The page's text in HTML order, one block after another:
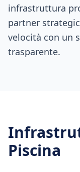
infrastruttura
partner
velocità con un
trasparente.
Piscina